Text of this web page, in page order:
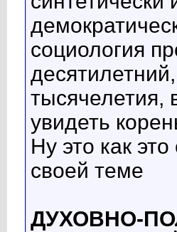
социология
тысячелетия,
увидеть
Ну это как
своей теме
ДУХОВНО-